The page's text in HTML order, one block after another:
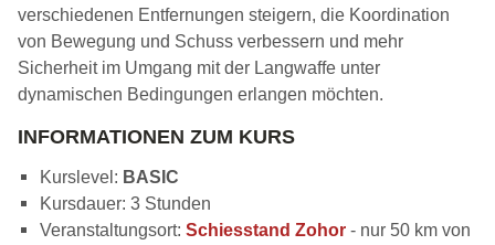
verschiedenen Entfernungen steigern, die Koordination
von Bewegung und Schuss verbessern und mehr
Sicherheit im Umgang mit der Langwaffe unter
dynamischen Bedingungen erlangen möchten.
INFORMATIONEN ZUM KURS
Kurslevel: BASIC
Kursdauer: 3 Stunden
Veranstaltungsort: Schiesstand Zohor - nur 50 km von